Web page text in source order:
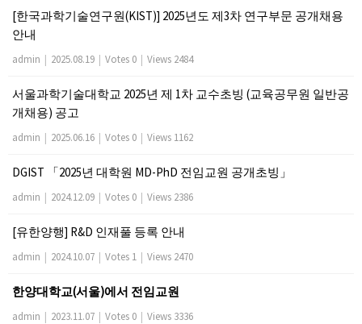
[한국과학기술연구원(KIST)] 2025년도 제3차 연구부문 공개채용
안내
admin | 2025.08.19 | Votes 0 | Views 2484
서울과학기술대학교 2025년 제 1차 교수초빙 (교육공무원 일반공
개채용) 공고
admin | 2025.06.16 | Votes 0 | Views 1162
DGIST 「2025년 대학원 MD-PhD 전임교원 공개초빙」
admin | 2024.12.09 | Votes 0 | Views 2386
[유한양행] R&D 인재풀 등록 안내
admin | 2024.10.07 | Votes 1 | Views 2470
한양대학교(서울)에서 전임교원
admin | 2023.11.07 | Votes 0 | Views 3336